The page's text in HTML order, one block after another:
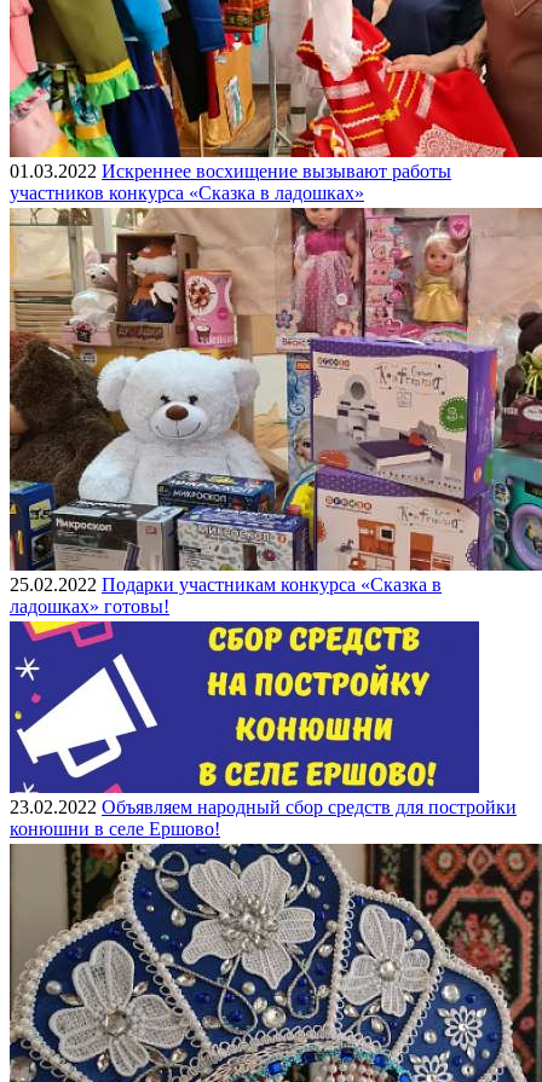
01.03.2022 Искреннее восхищение вызывают работы
участников конкурса «Сказка в ладошках»
25.02.2022 Подарки участникам конкурса «Сказка в
ладошках» готовы!
23.02.2022 Объявляем народный сбор средств для постройки
конюшни в селе Ершово!